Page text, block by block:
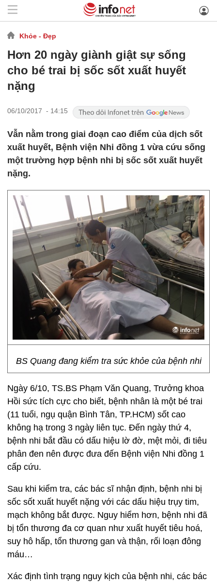
Khỏe - Đẹp
Hơn 20 ngày giành giật sự sống
cho bé trai bị sốc sốt xuất huyết
nặng
06/10/2017 - 14:15
​Vẫn nằm trong giai đoạn cao điểm của dịch sốt
xuất huyết, Bệnh viện Nhi đồng 1 vừa cứu sống
một trường hợp bệnh nhi bị sốc sốt xuất huyết
nặng.
BS Quang đang kiểm tra sức khỏe của bệnh nhi
Ngày 6/10, TS.BS Phạm Văn Quang, Trưởng khoa
Hồi sức tích cực cho biết, bệnh nhân là một bé trai
(11 tuổi, ngụ quận Bình Tân, TP.HCM) sốt cao
không hạ trong 3 ngày liên tục. Đến ngày thứ 4,
bệnh nhi bắt đầu có dấu hiệu lờ đờ, mệt mỏi, đi tiêu
phân đen nên được đưa đến Bệnh viện Nhi đồng 1
cấp cứu.
Sau khi kiểm tra, các bác sĩ nhận định, bệnh nhi bị
sốc sốt xuất huyết nặng với các dấu hiệu trụy tim,
mạch không bắt được. Nguy hiểm hơn, bệnh nhi đã
bị tổn thương đa cơ quan như xuất huyết tiêu hoá,
suy hô hấp, tổn thương gan và thận, rối loạn đông
máu…
Xác định tình trạng nguy kịch của bệnh nhi, các bác